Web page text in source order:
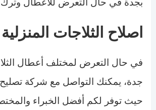
اصلاح الثلاجات
في حال التعرض لمختلف أعطال
جدة، يمكنك التواصل مع شركة
حيث توفر لكم أفضل الخبراء